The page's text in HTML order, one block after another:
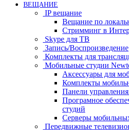
ВЕЩАНИЕ
IP вещание
Вещание по
Стримминг в
Skype для ТВ
Запись/Воспроизведение
Комплекты для
Мобильные студии
Аксессуары для
Комплекты
Панели
Програмное
студий
Серверы
Передвижные